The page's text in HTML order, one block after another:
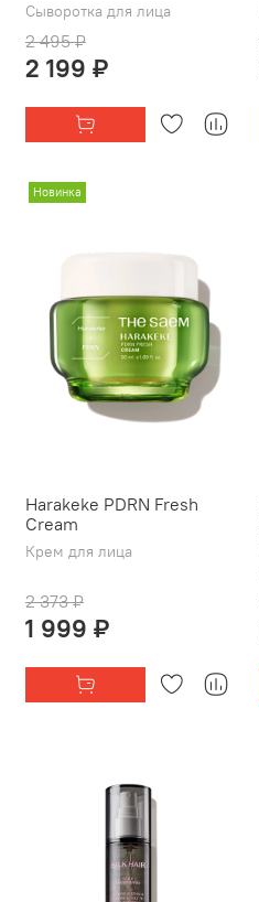
Сыворотка для лица
2 495 ₽
2 199 ₽
Новинка
Harakeke PDRN Fresh
Cream
Крем для лица
2 373 ₽
1 999 ₽